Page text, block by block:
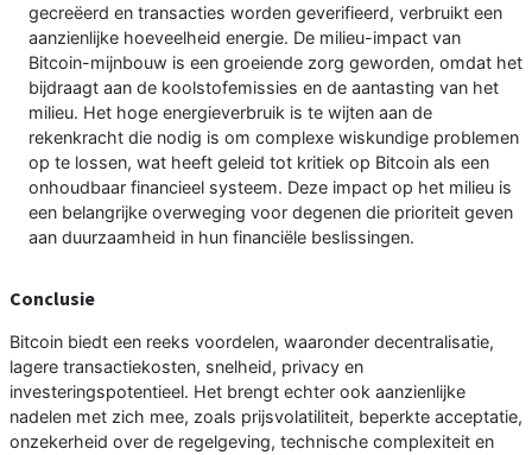
gecreëerd en transacties worden geverifieerd, verbruikt een
aanzienlijke hoeveelheid energie. De milieu-impact van
Bitcoin-mijnbouw is een groeiende zorg geworden, omdat het
bijdraagt ​​aan de koolstofemissies en de aantasting van het
milieu. Het hoge energieverbruik is te wijten aan de
rekenkracht die nodig is om complexe wiskundige problemen
op te lossen, wat heeft geleid tot kritiek op Bitcoin als een
onhoudbaar financieel systeem. Deze impact op het milieu is
een belangrijke overweging voor degenen die prioriteit geven
aan duurzaamheid in hun financiële beslissingen.
Conclusie
Bitcoin biedt een reeks voordelen, waaronder decentralisatie,
lagere transactiekosten, snelheid, privacy en
investeringspotentieel. Het brengt echter ook aanzienlijke
nadelen met zich mee, zoals prijsvolatiliteit, beperkte acceptatie,
onzekerheid over de regelgeving, technische complexiteit en